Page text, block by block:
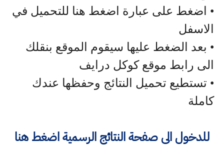
• اضغط على عبارة اضغط هنا للتحميل في
الاسفل
• بعد الضغط عليها سيقوم الموقع بنقلك
الى رابط موقع كوكل درايف
• تستطيع تحميل النتائج وحفظها عندك
كاملة
للدخول الى صفحة النتائج الرسمية اضغط هنا